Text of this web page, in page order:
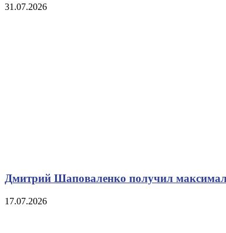
31.07.2026
Дмитрий Шаповаленко получил
17.07.2026